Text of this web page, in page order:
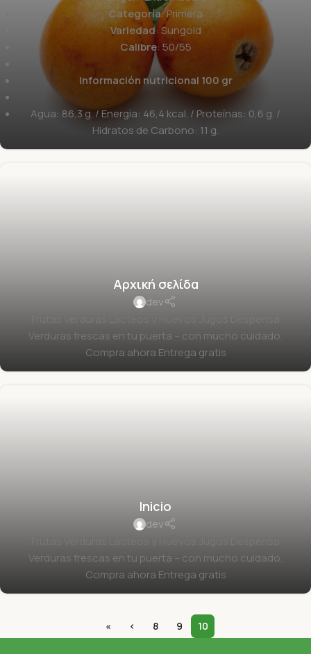
Categoría: Primera
Variedad: Sungold
Calibre: 50/55
Información nutricional 100 gr
Agua: 86,3 g. / Energía: 46,4 kcal. / Proteínas: 0,6 g. /
Hidratos de Carbono: 11 g.
Αρχική σελίδα
dev
Verduras frescas en tu puerta – con mucho cuidado.
Compra ahora Entrega gratis
Inicio
dev
Verduras frescas en tu puerta – con mucho cuidado.
Compra ahora Entrega gratis
« ‹ 8 9 10